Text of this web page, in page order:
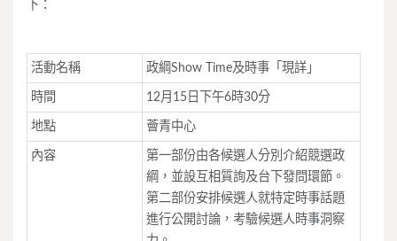
下：
活動名稱 政綱Show Time及時事「現詳」
時間 12月15日下午6時30分
地點 薈青中心
內容
第一部份由各候選人分別介紹競選政
綱，並設互相質詢及台下發問環節。
第二部份安排候選人就特定時事話題
進行公開討論，考驗候選人時事洞察